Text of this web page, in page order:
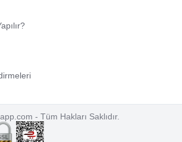
- Tüm Hakları Saklıdır.